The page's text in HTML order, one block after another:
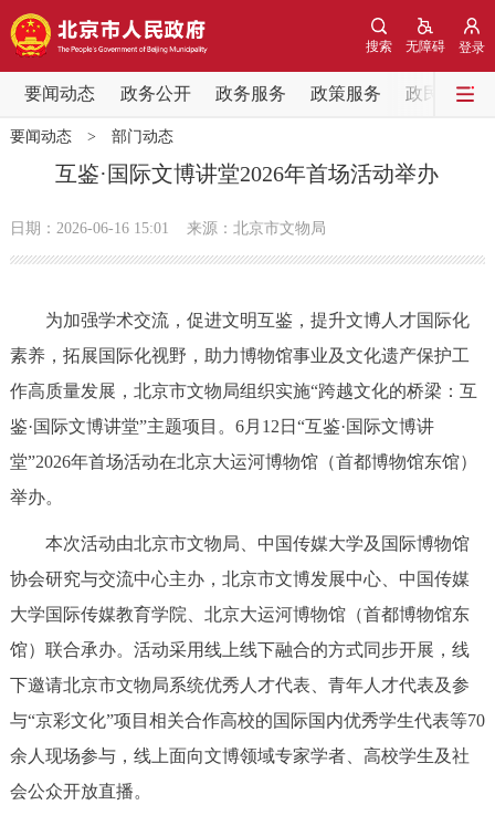
登录
无障碍
搜索
要闻动态 政务公开 政务服务 政策服务 政民互动
要闻动态
党中央精神
政务公开
市领导 机构职能 政策服务
政策兑现 政策解读 回应关切
政务服务
中介服务 阳光政务
要闻动态> 部门动态
互鉴·国际文博讲堂2026年首场活动举办
日期：2026-06-16 15:01 来源：北京市文物局
为加强学术交流，促进文明互鉴，提升文博人才国际化
素养，拓展国际化视野，助力博物馆事业及文化遗产保护工
作高质量发展，北京市文物局组织实施“跨越文化的桥梁：互
鉴·国际文博讲堂”主题项目。6月12日“互鉴·国际文博讲
堂”2026年首场活动在北京大运河博物馆（首都博物馆东馆）
举办。
本次活动由北京市文物局、中国传媒大学及国际博物馆
协会研究与交流中心主办，北京市文博发展中心、中国传媒
大学国际传媒教育学院、北京大运河博物馆（首都博物馆东
馆）联合承办。活动采用线上线下融合的方式同步开展，线
下邀请北京市文物局系统优秀人才代表、青年人才代表及参
与“京彩文化”项目相关合作高校的国际国内优秀学生代表等70
余人现场参与，线上面向文博领域专家学者、高校学生及社
会公众开放直播。